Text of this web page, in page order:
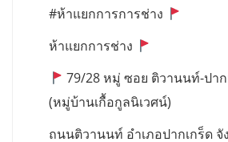
#ห้าแยกการการช่าง
ห้าแยกการช่าง
79/28 หมู่ ซอย ติวานนท์-ปาก
(หมู่บ้านเกื้อกูลนิเวศน์)
ถนนติวานนท์ อำเภอปากเกร็ด